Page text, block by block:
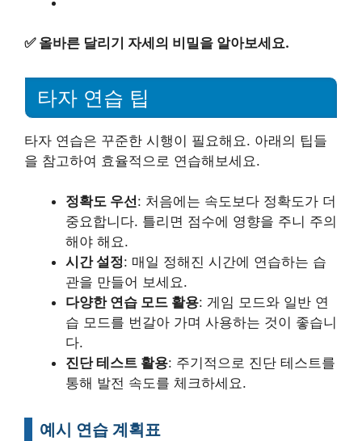
✅ 올바른 달리기 자세의 비밀을 알아보세요.
타자 연습 팁
타자 연습은 꾸준한 시행이 필요해요. 아래의 팁들
을 참고하여 효율적으로 연습해보세요.
정확도 우선: 처음에는 속도보다 정확도가 더
중요합니다. 틀리면 점수에 영향을 주니 주의
해야 해요.
시간 설정: 매일 정해진 시간에 연습하는 습
관을 만들어 보세요.
다양한 연습 모드 활용: 게임 모드와 일반 연
습 모드를 번갈아 가며 사용하는 것이 좋습니
다.
진단 테스트 활용: 주기적으로 진단 테스트를
통해 발전 속도를 체크하세요.
예시 연습 계획표